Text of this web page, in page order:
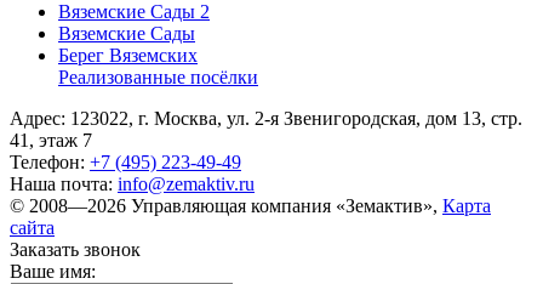
Вяземские Сады 2
Вяземские Сады
Берег Вяземскиx
Реализованные посёлки
Адрес: 123022, г. Москва, ул. 2-я Звенигородская, дом 13, стр.
41, этаж 7
Телефон: +7 (495) 223-49-49
Наша почта: info@zemaktiv.ru
© 2008—2026 Управляющая компания «Земактив», Карта
сайта
Заказать звонок
Ваше имя: